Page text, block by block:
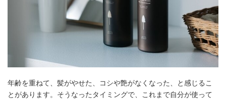
年齢を重ねて、髪がやせた、コシや艶がなくなった、と感じるこ
とがあります。そうなったタイミングで、これまで自分が使って